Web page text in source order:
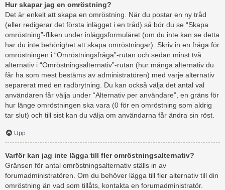
Hur skapar jag en omröstning?
Det är enkelt att skapa en omröstning. När du postar en ny tråd
(eller redigerar det första inlägget i en tråd) så bör du se “Skapa
omröstning”-fliken under inläggsformuläret (om du inte kan se detta
har du inte behörighet att skapa omröstningar). Skriv in en fråga för
omröstningen i “Omröstningsfråga”-rutan och sedan minst två
alternativ i “Omröstningsalternativ”-rutan (hur många alternativ du
får ha som mest bestäms av administratören) med varje alternativ
separerat med en radbrytning. Du kan också välja det antal val
användaren får välja under “Alternativ per användare”, en gräns för
hur länge omröstningen ska vara (0 för en omröstning som aldrig
tar slut) och till sist kan du välja om användarna får ändra sin röst.
Upp
Varför kan jag inte lägga till fler omröstningsalternativ?
Gränsen för antal omröstningsalternativ ställs in av
forumadministratören. Om du behöver lägga till fler alternativ till din
omröstning än vad som tillåts, kontakta en forumadministratör.